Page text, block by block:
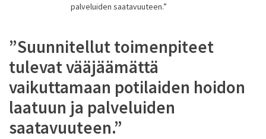
palveluiden saatavuuteen.”
”Suunnitellut toimenpiteet
tulevat vääjäämättä
vaikuttamaan potilaiden hoidon
laatuun ja palveluiden
saatavuuteen.”